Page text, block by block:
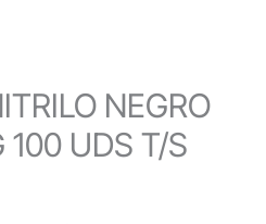
NEGRO
100 UDS T/S